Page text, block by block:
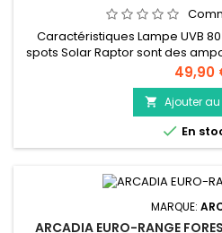
Caractéristiques Lampe UVB
spots Solar Raptor sont des
produisant des rayons UVB
l'utilisation de vapeur de
d'une meilleure intensité et un
du soleil. Les couleurs de vos
Prix
49,90
 Ajouter
 En
MARQUE:
ARCADIA EURO-RANGE